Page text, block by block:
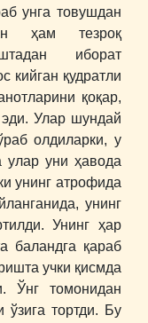
унга товушдан
ҳам тезроқ
иборат
кийган қудратли
қоқар,
эди. Улар шундай
олдиларки, у
улар уни ҳавода
унинг атрофида
унинг
Унинг ҳар
баландга қараб
учки қисмда
Ўнг томонидан
ўзига тортди. Бу